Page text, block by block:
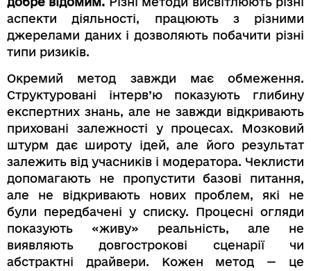
аспекти діяльності, працюють з різними
джерелами даних і дозволяють побачити різні
типи ризиків.
Окремий метод завжди має обмеження.
Структуровані інтерв’ю показують глибину
експертних знань, але не завжди відкривають
приховані залежності у процесах. Мозковий
штурм дає широту ідей, але його результат
залежить від учасників і модератора. Чеклисти
допомагають не пропустити базові питання,
але не відкривають нових проблем, які не
були передбачені у списку. Процесні огляди
показують «живу» реальність, але не
виявляють довгострокові сценарії чи
абстрактні драйвери. Кожен метод — це